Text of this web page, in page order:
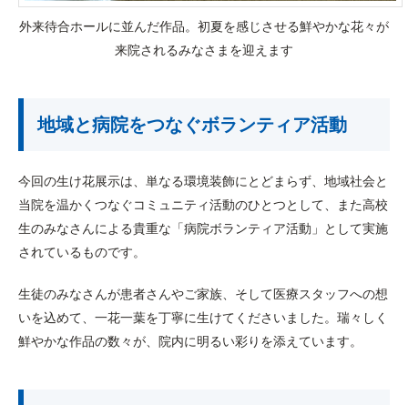
外来待合ホールに並んだ作品。初夏を感じさせる鮮やかな花々が
来院されるみなさまを迎えます
地域と病院をつなぐボランティア活動
今回の生け花展示は、単なる環境装飾にとどまらず、地域社会と
当院を温かくつなぐコミュニティ活動のひとつとして、また高校
生のみなさんによる貴重な「病院ボランティア活動」として実施
されているものです。
生徒のみなさんが患者さんやご家族、そして医療スタッフへの想
いを込めて、一花一葉を丁寧に生けてくださいました。瑞々しく
鮮やかな作品の数々が、院内に明るい彩りを添えています。